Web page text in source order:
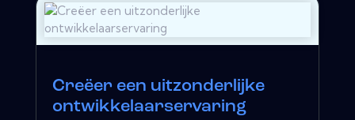
Creëer een uitzonderlijke
ontwikkelaarservaring